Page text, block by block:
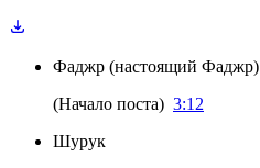
Фаджр (настоящий Фаджр)
(Начало поста) 3:12
Шурук